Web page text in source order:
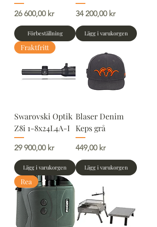
Pris
26 600,00 kr
Förbeställning
Pris
34 200,00 kr
Lägg i varukorgen
Fraktfritt
Swarovski Optik
Z8i 1-8x24L4A-I
Pris
29 900,00 kr
Lägg i varukorgen
Blaser Denim
Keps grå
Pris
449,00 kr
Lägg i varukorgen
Rea